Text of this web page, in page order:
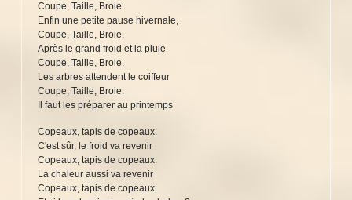
Coupe, Taille, Broie.
Enfin une petite pause hivernale,
Coupe, Taille, Broie.
Après le grand froid et la pluie
Coupe, Taille, Broie.
Les arbres attendent le coiffeur
Coupe, Taille, Broie.
Il faut les préparer au printemps
Copeaux, tapis de copeaux.
C'est sûr, le froid va revenir
Copeaux, tapis de copeaux.
La chaleur aussi va revenir
Copeaux, tapis de copeaux.